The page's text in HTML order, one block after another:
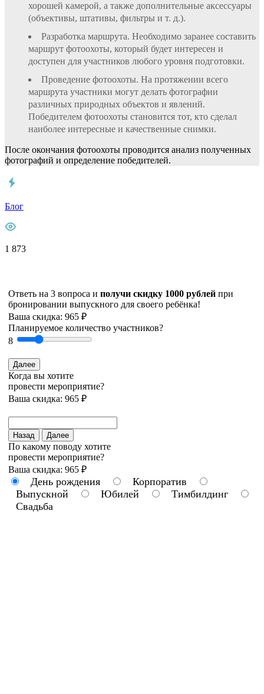
хорошей камерой, а также дополнительные аксессуары
(объективы, штативы, фильтры и т. д.).
Разработка маршрута. Необходимо заранее составить
маршрут фотоохоты, который будет интересен и
доступен для участников любого уровня подготовки.
Проведение фотоохоты. На протяжении всего
маршрута участники могут делать фотографии
различных природных объектов и явлений.
Победителем фотоохоты становится тот, кто сделал
наиболее интересные и качественные снимки.
После окончания фотоохоты проводится анализ полученных
фотографий и определение победителей.
Блог
1 873
Ответь на 3 вопроса и получи скидку 1000 рублей при
бронировании выпускного для своего ребёнка!
Ваша скидка: 965 ₽
Планируемое количество участников?
8
Далее
Когда вы хотите
провести мероприятие?
Ваша скидка: 965 ₽
Назад Далее
По какому поводу хотите
провести мероприятие?
Ваша скидка: 965 ₽
День рождения
Корпоратив
Выпускной
Юбилей
Тимбилдинг
Свадьба